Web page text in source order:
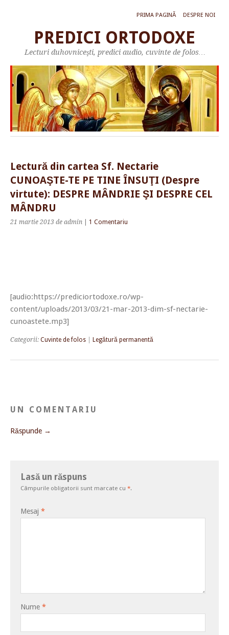
PRIMA PAGINĂ DESPRE NOI
PREDICI ORTODOXE
Lecturi duhovniceşti, predici audio, cuvinte de folos…
Lectură din cartea Sf. Nectarie
CUNOAŞTE-TE PE TINE ÎNSUŢI (Despre
virtute): DESPRE MÂNDRIE ŞI DESPRE CEL
MÂNDRU
21 martie 2013 de admin 1 Comentariu
[audio:https://prediciortodoxe.ro/wp-
content/uploads/2013/03/21-mar-2013-dim-sf-nectarie-
cunoastete.mp3]
Categorii: Cuvinte de folos Legătură permanentă
UN COMENTARIU
Răspunde →
Lasă un răspuns
Câmpurile obligatorii sunt marcate cu *.
Mesaj *
Nume *